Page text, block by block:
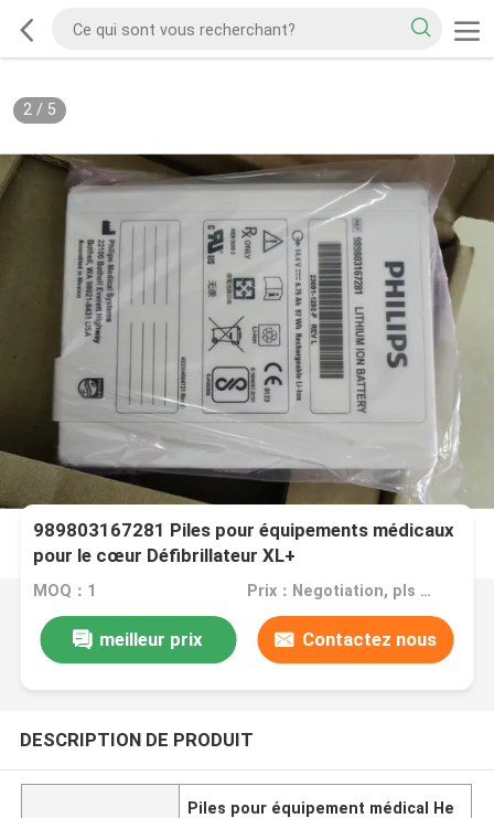
2/ 5
989803167281 Piles pour équipements médicaux
pour le cœur Défibrillateur XL+
MOQ：1 Prix：Negotiation, pls contact me
meilleur prix Contactez nous
DESCRIPTION DE PRODUIT
Piles pour équipement médical He